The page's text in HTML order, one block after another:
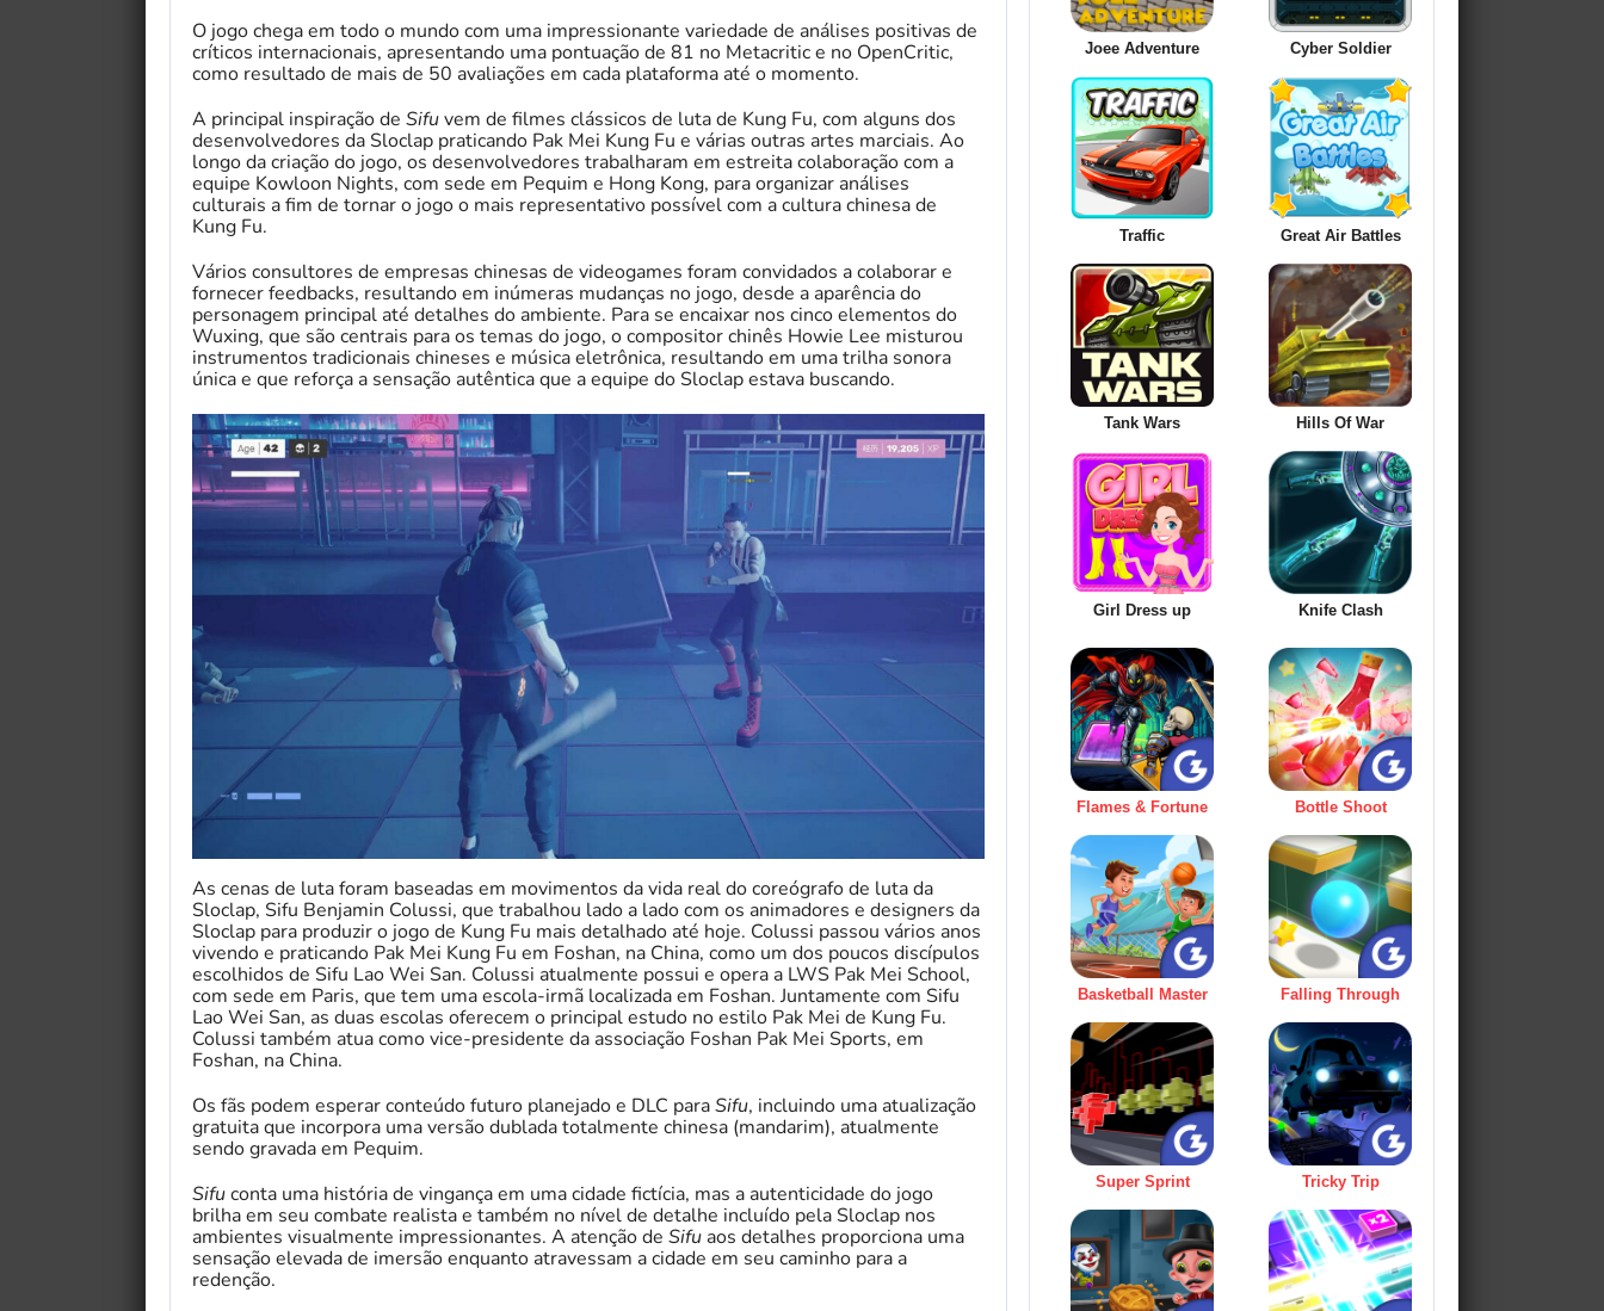
O jogo chega em todo o mundo com uma impressionante variedade de análises positivas de
críticos internacionais, apresentando uma pontuação de 81 no Metacritic e no OpenCritic,
como resultado de mais de 50 avaliações em cada plataforma até o momento.
A principal inspiração de Sifuvem de filmes clássicos de luta de Kung Fu, com alguns dos
desenvolvedores da Sloclap praticando Pak Mei Kung Fu e várias outras artes marciais. Ao
longo da criação do jogo, os desenvolvedores trabalharam em estreita colaboração com a
equipe Kowloon Nights, com sede em Pequim e Hong Kong, para organizar análises
culturais a fim de tornar o jogo o mais representativo possível com a cultura chinesa de
Kung Fu.
Vários consultores de empresas chinesas de videogames foram convidados a colaborar e
fornecer feedbacks, resultando em inúmeras mudanças no jogo, desde a aparência do
personagem principal até detalhes do ambiente. Para se encaixar nos cinco elementos do
Wuxing, que são centrais para os temas do jogo, o compositor chinês Howie Lee misturou
instrumentos tradicionais chineses e música eletrônica, resultando em uma trilha sonora
única e que reforça a sensação autêntica que a equipe do Sloclap estava buscando.
As cenas de luta foram baseadas em movimentos da vida real do coreógrafo de luta da
Sloclap, Sifu Benjamin Colussi, que trabalhou lado a lado com os animadores e designers da
Sloclap para produzir o jogo de Kung Fu mais detalhado até hoje. Colussi passou vários anos
vivendo e praticando Pak Mei Kung Fu em Foshan, na China, como um dos poucos discípulos
escolhidos de Sifu Lao Wei San. Colussi atualmente possui e opera a LWS Pak Mei School,
com sede em Paris, que tem uma escola-irmã localizada em Foshan. Juntamente com Sifu
Lao Wei San, as duas escolas oferecem o principal estudo no estilo Pak Mei de Kung Fu.
Colussi também atua como vice-presidente da associação Foshan Pak Mei Sports, em
Foshan, na China.
Os fãs podem esperar conteúdo futuro planejado e DLC paraSifu, incluindo uma atualização
gratuita que incorpora uma versão dublada totalmente chinesa (mandarim), atualmente
sendo gravada em Pequim.
Sifuconta uma história de vingança em uma cidade fictícia, mas a autenticidade do jogo
brilha em seu combate realista e também no nível de detalhe incluído pela Sloclap nos
ambientes visualmente impressionantes. A atenção de Sifu aos detalhes proporciona uma
sensação elevada de imersão enquanto atravessam a cidade em seu caminho para a
redenção.
Joee Adventure Cyber Soldier
Traffic Great Air Battles
Tank Wars Hills Of War
Girl Dress up Knife Clash
Flames & Fortune Bottle Shoot
Basketball Master Falling Through
Super Sprint Tricky Trip